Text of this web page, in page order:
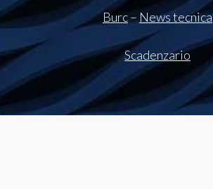
Burc– News tecnica
Scadenzario